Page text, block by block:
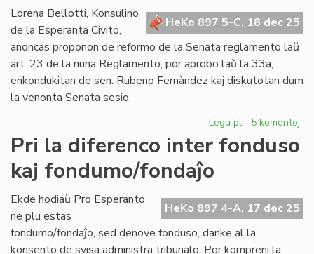
Reglamento
pri
protokoloj,
promulgado
kaj
dokumentoj
HeKo 897 5-C, 18 dec 25
Lorena Bellotti, Konsulino
de la Esperanta Civito,
anoncas proponon de reformo de la Senata reglamento laŭ
art. 23 de la nuna Reglamento, por aprobo laŭ la 33a,
enkondukitan de sen. Rubeno Fernàndez kaj diskutotan dum
la venonta Senata sesio.
Legu pli pri
Propono
de
la
Senata
Reglamento
pri
5 komentoj
Pri la diferenco inter fonduso
kaj fondumo/fondaĵo
HeKo 897 4-A, 17 dec 25
Ekde hodiaŭ Pro Esperanto
ne plu estas
fondumo/fondaĵo, sed denove fonduso, danke al la
konsento de svisa administra tribunalo. Por kompreni la